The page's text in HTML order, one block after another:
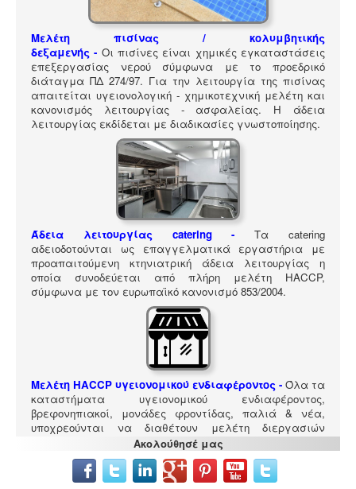
Μελέτη πισίνας / κολυμβητικής
δεξαμενής - Οι πισίνες είναι χημικές εγκαταστάσεις
επεξεργασίας νερού σύμφωνα με το προεδρικό
διάταγμα ΠΔ 274/97. Για την λειτουργία της πισίνας
απαιτείται υγειονολογική - χημικοτεχνική μελέτη και
κανονισμός λειτουργίας - ασφαλείας. Η άδεια
λειτουργίας εκδίδεται με διαδικασίες γνωστοποίησης.
Άδεια λειτουργίας catering -
Τα catering
αδειοδοτούνται ως επαγγελματικά εργαστήρια με
προαπαιτούμενη κτηνιατρική άδεια λειτουργίας η
οποία συνοδεύεται από πλήρη μελέτη HACCP,
σύμφωνα με τον ευρωπαϊκό κανονισμό 853/2004.
Μελέτη HACCP υγειονομικού ενδιαφέροντος - Όλα τα
καταστήματα υγειονομικού ενδιαφέροντος,
βρεφονηπιακοί, μονάδες φροντίδας, παλιά & νέα,
υποχρεούνται να διαθέτουν μελέτη διεργασιών
HACCP από επαγγελματία
υγειονολόγο (απόφαση Υ1γ/ΓΠ/οικ.47829/17).
Ακολούθησέ μας